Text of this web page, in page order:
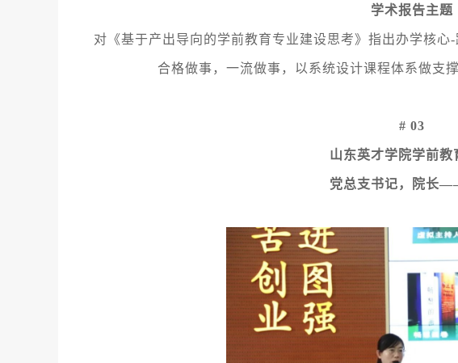
学术报告主题
对《基于产出导向的学前教育专业建设思考》指出办学核心-
合格做事，一流做事，以系统设计课程体系做支
# 03
山东英才学院学前教
党总支书记，院长